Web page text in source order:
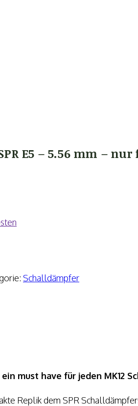
E5 – 5.56 mm – nur
Schalldämpfer
ein must have für jeden MK12
Replik dem SPR